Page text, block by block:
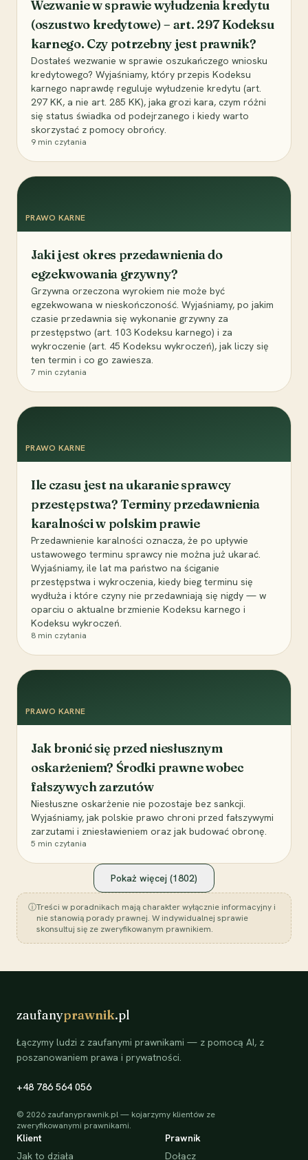
Wezwanie w sprawie wyłudzenia kredytu
(oszustwo kredytowe) – art. 297 Kodeksu
karnego. Czy potrzebny jest prawnik?
Dostałeś wezwanie w sprawie oszukańczego wniosku
kredytowego? Wyjaśniamy, który przepis Kodeksu
karnego naprawdę reguluje wyłudzenie kredytu (art.
297 KK, a nie art. 285 KK), jaka grozi kara, czym różni
się status świadka od podejrzanego i kiedy warto
skorzystać z pomocy obrońcy.
9 min czytania
PRAWO KARNE
Jaki jest okres przedawnienia do
egzekwowania grzywny?
Grzywna orzeczona wyrokiem nie może być
egzekwowana w nieskończoność. Wyjaśniamy, po jakim
czasie przedawnia się wykonanie grzywny za
przestępstwo (art. 103 Kodeksu karnego) i za
wykroczenie (art. 45 Kodeksu wykroczeń), jak liczy się
ten termin i co go zawiesza.
7 min czytania
PRAWO KARNE
Ile czasu jest na ukaranie sprawcy
przestępstwa? Terminy przedawnienia
karalności w polskim prawie
Przedawnienie karalności oznacza, że po upływie
ustawowego terminu sprawcy nie można już ukarać.
Wyjaśniamy, ile lat ma państwo na ściganie
przestępstwa i wykroczenia, kiedy bieg terminu się
wydłuża i które czyny nie przedawniają się nigdy — w
oparciu o aktualne brzmienie Kodeksu karnego i
Kodeksu wykroczeń.
8 min czytania
PRAWO KARNE
Jak bronić się przed niesłusznym
oskarżeniem? Środki prawne wobec
fałszywych zarzutów
Niesłuszne oskarżenie nie pozostaje bez sankcji.
Wyjaśniamy, jak polskie prawo chroni przed fałszywymi
zarzutami i zniesławieniem oraz jak budować obronę.
5 min czytania
Pokaż więcej (1802)
ⓘTreści w poradnikach mają charakter wyłącznie informacyjny i
nie stanowią porady prawnej. W indywidualnej sprawie
skonsultuj się ze zweryfikowanym prawnikiem.
zaufanyprawnik.pl
Łączymy ludzi z zaufanymi prawnikami — z pomocą AI, z
poszanowaniem prawa i prywatności.
+48 786 564 056
© 2026 zaufanyprawnik.pl — kojarzymy klientów ze
zweryfikowanymi prawnikami.
Klient
Jak to działa
Prawnik
Dołącz